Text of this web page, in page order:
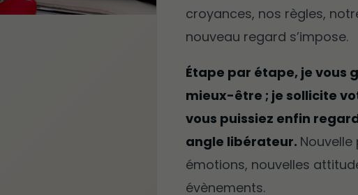
croyances, nos règles,
nouveau regard s’impose.
Étape par étape, je vous
mieux-être ; je sollicite
vous puissiez enfin
angle libérateur.
émotions, nouvelles
évènements.